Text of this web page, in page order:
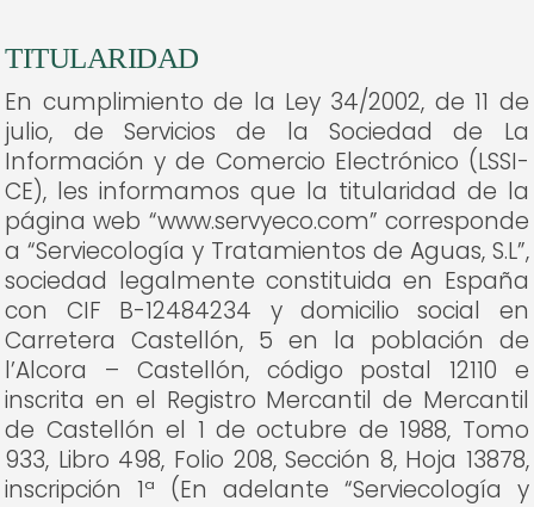
TITULARIDAD
En cumplimiento de la Ley 34/2002, de 11 de
julio, de Servicios de la Sociedad de La
Información y de Comercio Electrónico (LSSI-
CE), les informamos que la titularidad de la
página web “www.servyeco.com” corresponde
a “Serviecología y Tratamientos de Aguas, S.L”,
sociedad legalmente constituida en España
con CIF B-12484234 y domicilio social en
Carretera Castellón, 5 en la población de
l’Alcora – Castellón, código postal 12110 e
inscrita en el Registro Mercantil de Mercantil
de Castellón el 1 de octubre de 1988, Tomo
933, Libro 498, Folio 208, Sección 8, Hoja 13878,
inscripción 1ª (En adelante “Serviecología y